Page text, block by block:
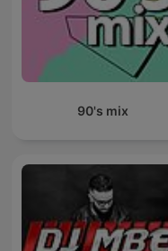
90's mix